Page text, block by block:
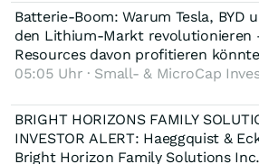
Batterie-Boom: Warum Tesla, BYD
den Lithium-Markt revolutionieren
Resources davon profitieren könnte
05:05 Uhr · Small- & MicroCap
BRIGHT HORIZONS FAMILY
INVESTOR ALERT: Haeggquist &
Bright Horizon Family Solutions